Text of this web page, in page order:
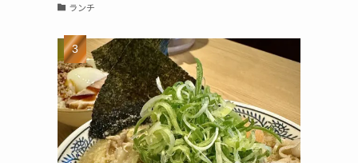
ランチ